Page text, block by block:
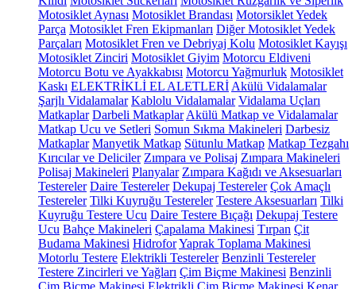
Motosiklet Aynası Motosiklet Brandası Motorsiklet Yedek
Parça Motosiklet Fren Ekipmanları Diğer Motosiklet Yedek
Parçaları Motosiklet Fren ve Debriyaj Kolu Motosiklet Kayışı
Motosiklet Zinciri Motosiklet Giyim Motorcu Eldiveni
Motorcu Botu ve Ayakkabısı Motorcu Yağmurluk Motosiklet
Kaskı ELEKTRİKLİ EL ALETLERİ Akülü Vidalamalar
Şarjlı Vidalamalar Kablolu Vidalamalar Vidalama Uçları
Matkaplar Darbeli Matkaplar Akülü Matkap ve Vidalamalar
Matkap Ucu ve Setleri Somun Sıkma Makineleri Darbesiz
Matkaplar Manyetik Matkap Sütunlu Matkap Matkap Tezgahı
Kırıcılar ve Deliciler Zımpara ve Polisaj Zımpara Makineleri
Polisaj Makineleri Planyalar Zımpara Kağıdı ve Aksesuarları
Testereler Daire Testereler Dekupaj Testereler Çok Amaçlı
Testereler Tilki Kuyruğu Testereler Testere Aksesuarları Tilki
Kuyruğu Testere Ucu Daire Testere Bıçağı Dekupaj Testere
Ucu Bahçe Makineleri Çapalama Makinesi Tırpan Çit
Budama Makinesi HidroforYaprak Toplama Makinesi
Motorlu Testere Elektrikli Testereler Benzinli Testereler
Testere Zincirleri ve Yağları Çim Biçme Makinesi Benzinli
Çim Biçme Makinesi Elektrikli Çim Biçme Makinesi Kenar